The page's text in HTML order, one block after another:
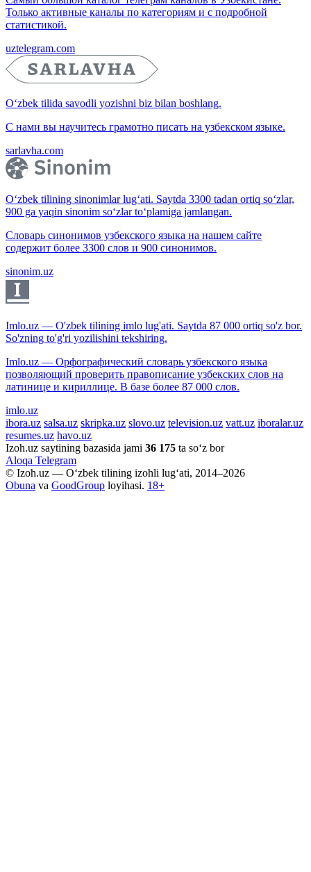
Только активные каналы по категориям и с подробной
статистикой.
uztelegram.com
O‘zbek tilida savodli yozishni biz bilan boshlang.
С нами вы научитесь грамотно писать на узбекском языке.
sarlavha.com
O‘zbek tilining sinonimlar lug‘ati. Saytda 3300 tadan ortiq so‘zlar,
900 ga yaqin sinonim so‘zlar to‘plamiga jamlangan.
Словарь синонимов узбекского языка на нашем сайте
содержит более 3300 слов и 900 синонимов.
sinonim.uz
Imlo.uz — O'zbek tilining imlo lug'ati. Saytda 87 000 ortiq so'z bor.
So'zning to'g'ri yozilishini tekshiring.
Imlo.uz — Орфографический словарь узбекского языка
позволяющий проверить правописание узбекских слов на
латинице и кириллице. В базе более 87 000 слов.
imlo.uz
ibora.uz salsa.uz skripka.uz slovo.uz television.uz vatt.uz iboralar.uz
resumes.uz havo.uz
Izoh.uz saytining bazasida jami 36 175 ta so‘z bor
Aloqa Telegram
© Izoh.uz — O‘zbek tilining izohli lug‘ati, 2014–2026
Obuna va GoodGroup loyihasi. 18+